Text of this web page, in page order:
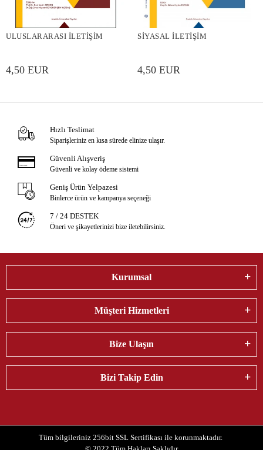
ULUSLARARASI İLETİŞİM
4,50 EUR
SİYASAL İLETİŞİM
4,50 EUR
Hızlı Teslimat
Siparişleriniz en kısa sürede elinize ulaşır.
Güvenli Alışveriş
Güvenli ve kolay ödeme sistemi
Geniş Ürün Yelpazesi
Binlerce ürün ve kampanya seçeneği
7 / 24 DESTEK
Öneri ve şikayetlerinizi bize iletebilirsiniz.
Kurumsal
Müşteri Hizmetleri
Bize Ulaşın
Bizi Takip Edin
Tüm bilgileriniz 256bit SSL Sertifikası ile korunmaktadır.